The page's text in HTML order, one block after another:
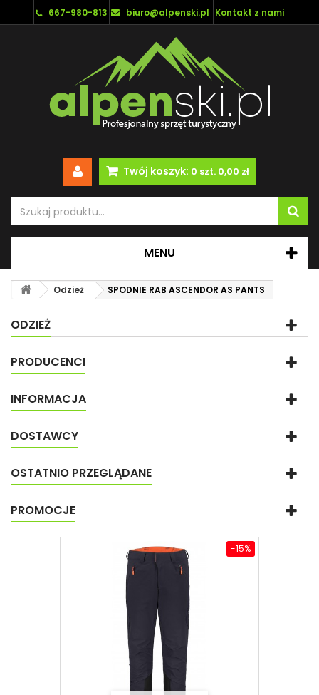
667-980-813 biuro@alpenski.pl Kontakt z nami
Twój koszyk: 0 szt. 0,00 zł
MENU
Odzież SPODNIE RAB ASCENDOR AS PANTS
ODZIEŻ
PRODUCENCI
INFORMACJA
DOSTAWCY
OSTATNIO PRZEGLĄDANE
PROMOCJE
-15%